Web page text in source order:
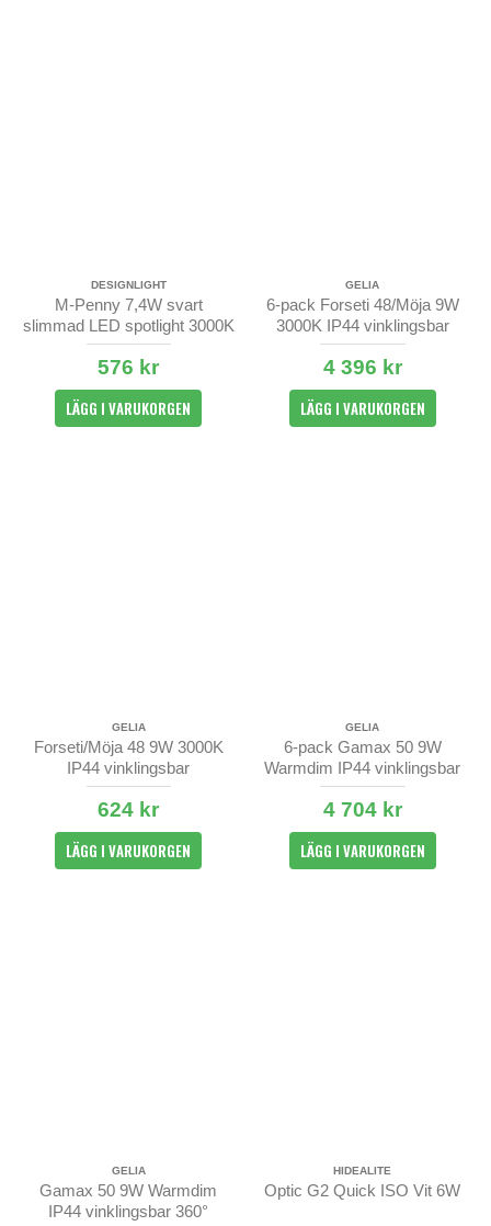
DESIGNLIGHT
M-Penny 7,4W svart
slimmad LED spotlight 3000K
IP44
576 kr
LÄGG I VARUKORGEN
GELIA
6-pack Forseti 48/Möja 9W
3000K IP44 vinklingsbar
4 396 kr
LÄGG I VARUKORGEN
GELIA
Forseti/Möja 48 9W 3000K
IP44 vinklingsbar
624 kr
LÄGG I VARUKORGEN
GELIA
6-pack Gamax 50 9W
Warmdim IP44 vinklingsbar
360°
4 704 kr
LÄGG I VARUKORGEN
GELIA
Gamax 50 9W Warmdim
IP44 vinklingsbar 360°
HIDEALITE
Optic G2 Quick ISO Vit 6W